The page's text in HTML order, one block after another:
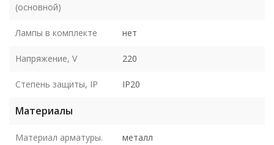
(основной)
Лампы в комплекте нет
Напряжение, V 220
Степень защиты, IP IP20
Материалы
Материал арматуры. металл